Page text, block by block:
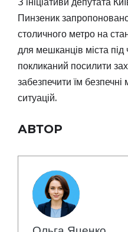
Пинзеник
столичного метро на
для мешканців міста
покликаний посилити
забезпечити їм
ситуацій.
АВТОР